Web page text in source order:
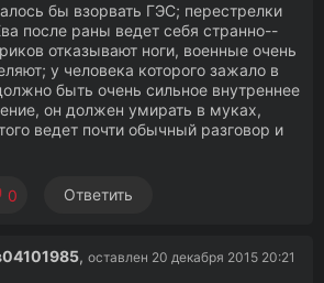
бы взорвать ГЭС; перестрелки
после раны ведет себя странно--
отказывают ноги, военные очень
у человека которого зажало в
быть очень сильное внутреннее
он должен умирать в муках,
ведет почти обычный разговор и
0 Ответить
, оставлен 20 декабря 2015 20:21